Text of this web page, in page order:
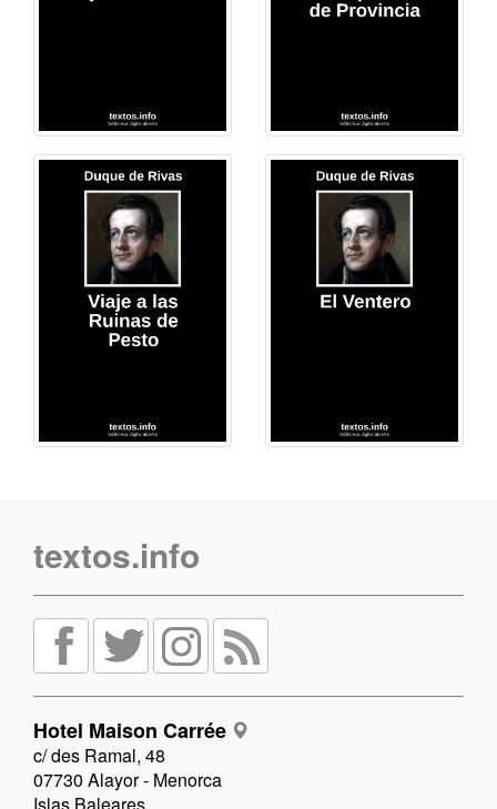
textos.info
Hotel Maison Carrée
c/ des Ramal, 48
07730 Alayor - Menorca
Islas Baleares